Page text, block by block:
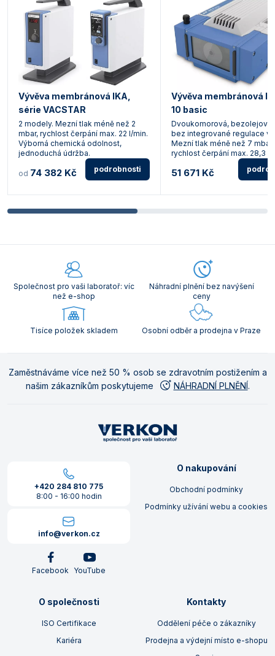
Vývěva membránová IKA,
série VACSTAR
2 modely. Mezní tlak méně než 2
mbar, rychlost čerpání max. 22 l/min.
Výborná chemická odolnost,
jednoduchá údržba.
od 74 382 Kč podrobnosti
Vývěva membránová
10 basic
Dvoukomorová, bezolejová,
bez integrované regulace
Mezní tlak méně než 7 mbar,
rychlost čerpání max. 28,3 l/
51 671 Kč
Společnost pro vaši laboratoř: víc
než e-shop
Náhradní plnění bez navýšení
ceny
Tisíce položek skladem Osobní odběr a prodejna v Praze
Zaměstnáváme více než 50 % osob se zdravotním postižením a
našim zákazníkům poskytujeme
NÁHRADNÍ PLNĚNÍ.
+420 284 810 775
8:00 - 16:00 hodin
info@verkon.cz
Facebook YouTube
O nakupování
Obchodní podmínky
Podmínky užívání webu a cookies
O společnosti
ISO Certifikace
Kariéra
Kontakty
Oddělení péče o zákazníky
Prodejna a výdejní místo e-shopu